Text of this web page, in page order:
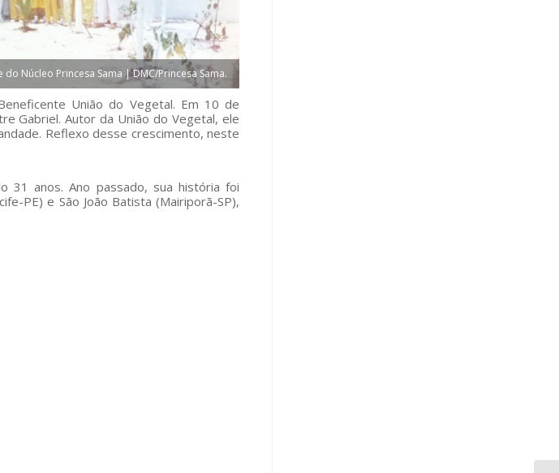
do Núcleo Princesa Sama | DMC/Princesa Sama.
União do Vegetal. Em 10 de
Gabriel. Autor da União do Vegetal, ele
Reflexo desse crescimento, neste
31 anos. Ano passado, sua história foi
PE) e São João Batista (Mairiporã-SP),